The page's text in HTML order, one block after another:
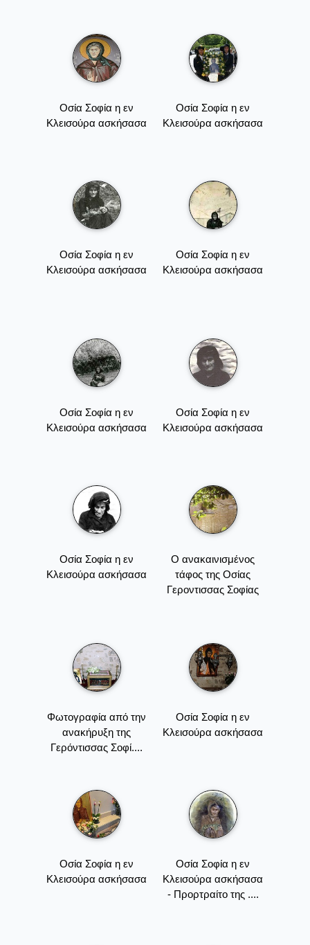
Οσία Σοφία η εν
Κλεισούρα ασκήσασα
Οσία Σοφία η εν
Κλεισούρα ασκήσασα
Οσία Σοφία η εν
Κλεισούρα ασκήσασα
Οσία Σοφία η εν
Κλεισούρα ασκήσασα
Οσία Σοφία η εν
Κλεισούρα ασκήσασα
Οσία Σοφία η εν
Κλεισούρα ασκήσασα
Οσία Σοφία η εν
Κλεισούρα ασκήσασα
Ο ανακαινισμένος
τάφος της Οσίας
Γεροντισσας Σοφίας
Φωτογραφία από την
ανακήρυξη της
Γερόντισσας Σοφί....
Οσία Σοφία η εν
Κλεισούρα ασκήσασα
Οσία Σοφία η εν
Κλεισούρα ασκήσασα
Οσία Σοφία η εν
Κλεισούρα ασκήσασα
- Προρτραίτο της ....